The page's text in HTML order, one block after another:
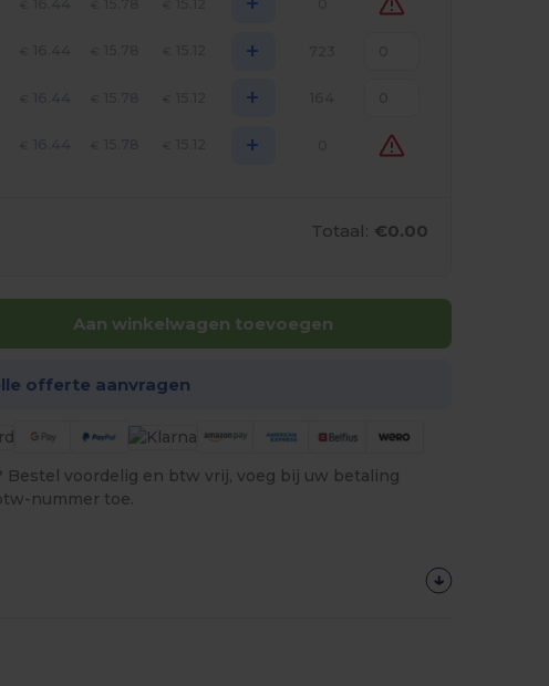
+
+
+
Totaal: €0.00
Aan winkelwagen toevoegen
offerte aanvragen
voordelig en btw vrij, voeg bij uw betaling
nummer toe.